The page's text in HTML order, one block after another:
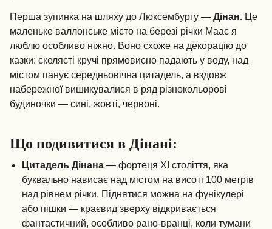
Перша зупинка на шляху до Люксембургу — Дінан. Це
маленьке валлонське місто на березі річки Маас я
люблю особливо ніжно. Воно схоже на декорацію до
казки: скелясті кручі прямовисно падають у воду, над
містом панує середньовічна цитадель, а вздовж
набережної вишикувалися в ряд різнокольорові
будиночки — сині, жовті, червоні.
Що подивитися в Дінані:
Цитадель Дінана — фортеця XI століття, яка
буквально нависає над містом на висоті 100 метрів
над рівнем річки. Піднятися можна на фунікулері
або пішки — краєвид зверху відкривається
фантастичний, особливо рано-вранці, коли тумани